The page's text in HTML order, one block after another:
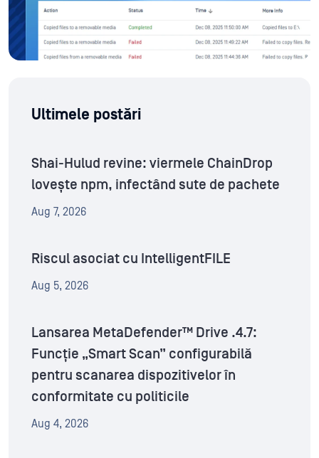
Ultimele postări
Shai-Hulud revine: viermele ChainDrop
lovește npm, infectând sute de pachete
Aug 7, 2026
Riscul asociat cu IntelligentFILE
Aug 5, 2026
Lansarea MetaDefender™ Drive .4.7:
Funcție „Smart Scan” configurabilă
pentru scanarea dispozitivelor în
conformitate cu politicile
Aug 4, 2026